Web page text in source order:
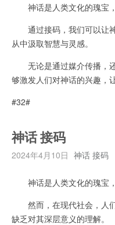
神话是人类文化的瑰宝，
通过接码，我们可以让神
从中汲取智慧与灵感。
无论是通过媒介传播，
够激发人们对神话的兴趣，
#32#
神话 接码
2024年4月10日 神话 接码
神话是人类文化的瑰宝，
然而，在现代社会，人们
缺乏对其深层意义的理解。